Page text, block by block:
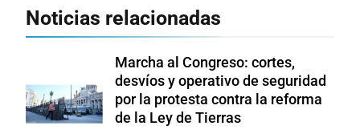
Noticias relacionadas
Marcha al Congreso: cortes,
desvíos y operativo de seguridad
por la protesta contra la reforma
de la Ley de Tierras